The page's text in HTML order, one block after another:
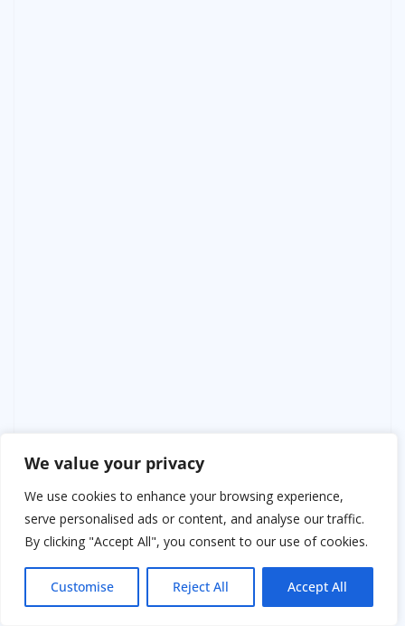
We value your privacy
We use cookies to enhance your browsing experience,
serve personalised ads or content, and analyse our traffic.
By clicking "Accept All", you consent to our use of cookies.
Customise Reject All Accept All
Внезапно память приносит ещё один фрагмент:
ночной разговор, голос, полный усталости, и слова,
произнесённые почти шёпотом. Тогда всё казалось
окончательным, без возможности возврата. Теперь